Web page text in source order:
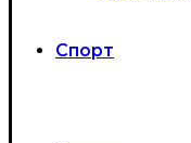
Спорт